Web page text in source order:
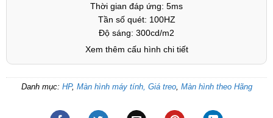
Thời gian đáp ứng: 5ms
Tần số quét: 100HZ
Độ sáng: 300cd/m2
Xem thêm cấu hình chi tiết
Danh mục: HP, Màn hình máy tính, Giá treo, Màn hình theo Hãng